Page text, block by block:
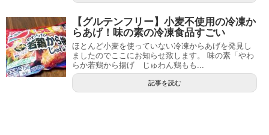
【グルテンフリー】小麦不使用の冷凍か
らあげ！味の素の冷凍食品すごい
ほとんど小麦を使っていない冷凍からあげを発見し
ましたのでここにお知らせ致します。 味の素「やわ
らか若鶏から揚げ じゅわん鶏もも...
記事を読む